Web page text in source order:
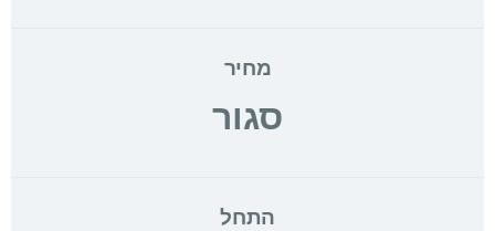
מחיר
סגור
התחל